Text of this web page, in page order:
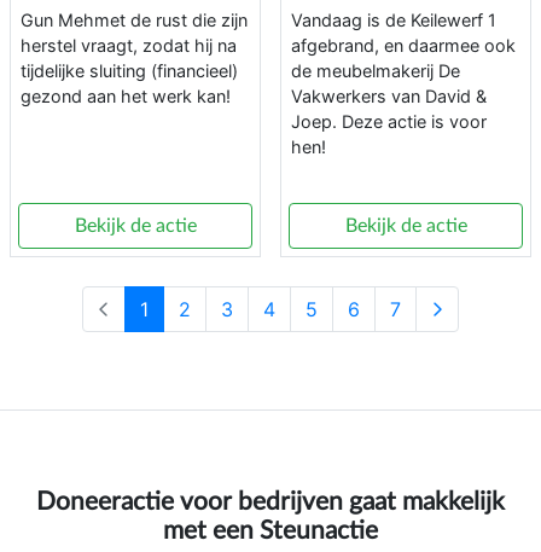
Gun Mehmet de rust die zijn
herstel vraagt, zodat hij na
tijdelijke sluiting (financieel)
gezond aan het werk kan!
Bekijk de actie
Vandaag is de Keilewerf 1
afgebrand, en daarmee ook
de meubelmakerij De
Vakwerkers van David &
Joep. Deze actie is voor
hen!
Bekijk de actie
1 2 3 4 5 6 7
Doneeractie voor bedrijven gaat makkelijk
met een Steunactie